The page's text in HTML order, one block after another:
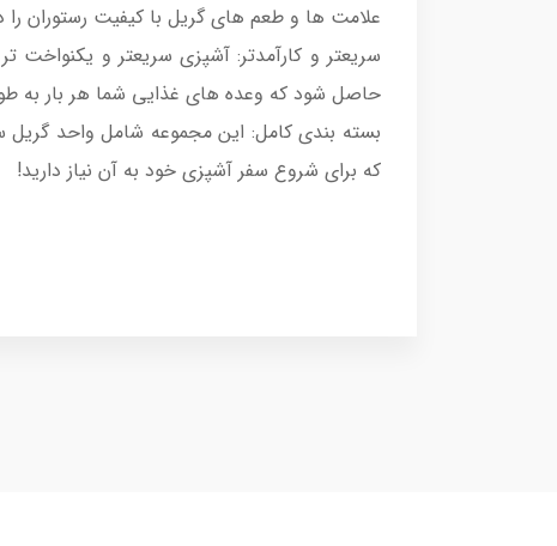
علامت ها و طعم های گریل با کیفیت رستوران
سریعتر و کارآمدتر: آشپزی سریعتر و یکنواخت
حاصل شود که وعده های غذایی شما هر بار به
بسته بندی کامل: این مجموعه شامل واحد
که برای شروع سفر آشپزی خود به آن نیاز دارید!